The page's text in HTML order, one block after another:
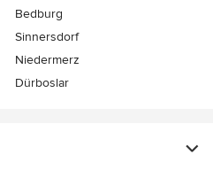
Bedburg
Sinnersdorf
Niedermerz
Dürboslar